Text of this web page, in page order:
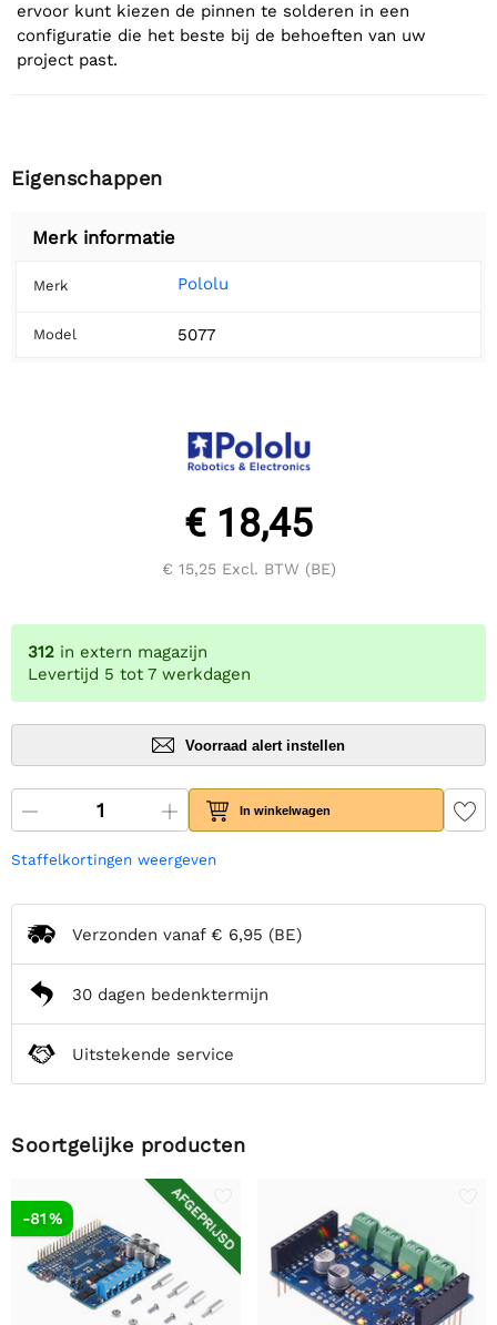
ervoor kunt kiezen de pinnen te solderen in een
configuratie die het beste bij de behoeften van uw
project past.
Eigenschappen
Merk informatie
Merk Pololu
Model 5077
€ 18,45
€ 15,25Excl. BTW (BE)
312 in extern magazijn
Levertijd 5 tot 7 werkdagen
Voorraad alert instellen
In winkelwagen
Staffelkortingen weergeven
Verzonden vanaf € 6,95 (BE)
30 dagen bedenktermijn
Uitstekende service
Soortgelijke producten
AFGEPRIJSD
-81 %